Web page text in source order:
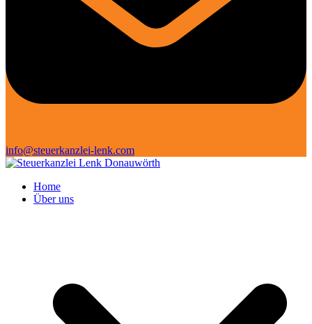
info@steuerkanzlei-lenk.com
Home
Über uns